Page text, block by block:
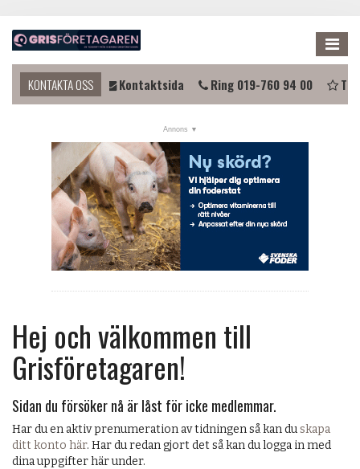
NYHETER
KALENDER
LÄNKAR
ANNONSERA
PRENUMERERA
OM OSS
KONTAKTA OSS
komma i kontakt? Kontaktsida Ring 019-760 94 00
Hej och välkommen till
Grisföretagaren!
Sidan du försöker nå är låst för icke medlemmar.
Har du en aktiv prenumeration av tidningen så kan duskapa
ditt konto här. Har du redan gjort det så kan du logga in med
dina uppgifter här under.